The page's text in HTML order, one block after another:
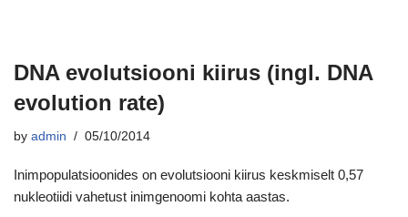
DNA evolutsiooni kiirus (ingl. DNA
evolution rate)
by admin 05/10/2014
Inimpopulatsioonides on evolutsiooni kiirus keskmiselt 0,57
nukleotiidi vahetust inimgenoomi kohta aastas.